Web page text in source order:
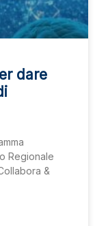
dare
Regionale
&